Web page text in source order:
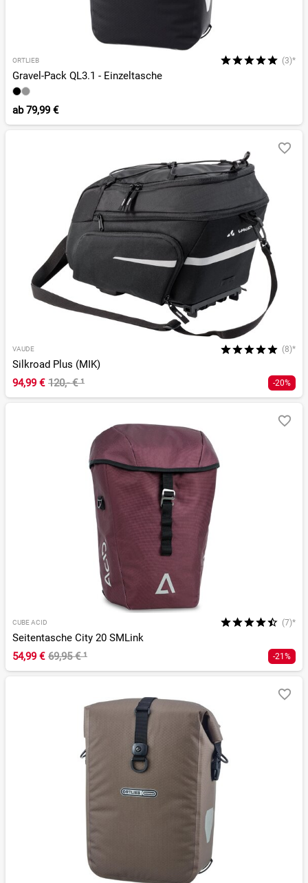
ORTLIEB (3)*
Gravel-Pack QL3.1 - Einzeltasche
ab79,99 €
VAUDE (8)*
Silkroad Plus (MIK)
94,99 € 120,- €¹ -20%
CUBE ACID (7)*
Seitentasche City 20 SMLink
54,99 € 69,95 €¹ -21%